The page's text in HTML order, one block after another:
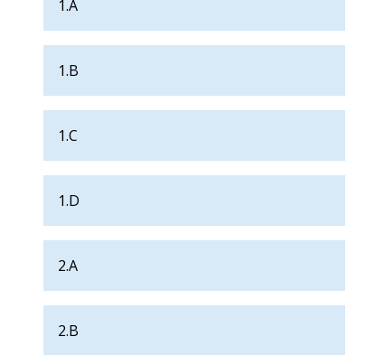
1.A
1.B
1.C
1.D
2.A
2.B